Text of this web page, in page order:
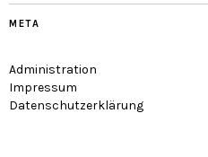
META
Administration
Impressum
Datenschutzerklärung